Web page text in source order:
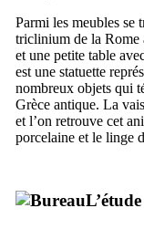
Parmi les meubles se
triclinium de la Rome
et une petite table
est une statuette
nombreux objets qui
Grèce antique. La
et l’on retrouve cet
porcelaine et le linge